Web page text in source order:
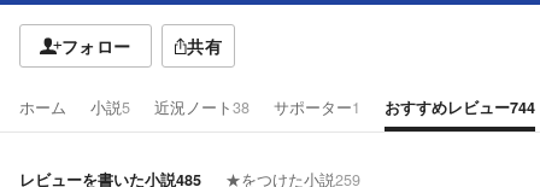
フォロー 共有
ホーム 小説5 近況ノート38 サポーター1 おすすめレビュー744
レビューを書いた小説485 ★をつけた小説259